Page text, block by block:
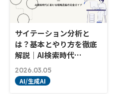
サイテーション分析と
は？基本とやり方を徹底
解説｜AI検索時代…
2026.03.05
AI/生成AI